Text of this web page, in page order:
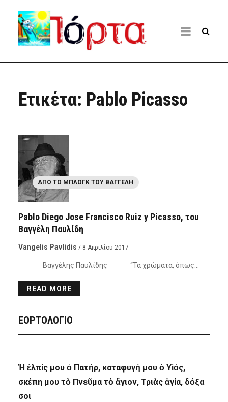
Ετικέτα: Pablo Picasso
ΑΠΌ ΤΟ ΜΠΛΟΓΚ ΤΟΥ ΒΑΓΓΈΛΗ
Pablo Diego Jose Francisco Ruiz y Picasso, του
Βαγγέλη Παυλίδη
Vangelis Pavlidis / 8 Απριλίου 2017
Βαγγέλης Παυλίδης “Τα χρώματα, όπως…
READ MORE
ΕΟΡΤΟΛΟΓΙΟ
Ἡ ἐλπίς μου ὁ Πατήρ, καταφυγή μου ὁ Υἱός,
σκέπη μου τὸ Πνεῦμα τὸ ἅγιον, Τριὰς ἁγία, δόξα
σοι